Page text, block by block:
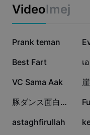
Pemasaran
Templat industri
Templat recap
Pusat Amanah
Pusat Bantuan
Perihal Terma
Dreamina
bapa, pelajar,
yang mencari
anda tidak
menghilangkan
VideoImej
1.2J
Prank teman
159.1K
Best Fart
45.6K
VC Sama Aak
33.1K 豚ダンス面白顔ハメテンプレ
14.8K
astaghfirullah